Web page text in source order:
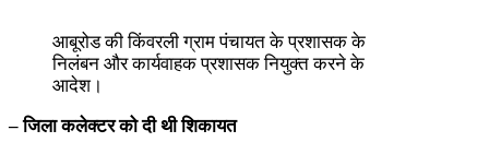
आबूरोड की किंवरली ग्राम पंचायत के प्रशासक के
निलंबन और कार्यवाहक प्रशासक नियुक्त करने के
आदेश।
– जिला कलेक्टर को दी थी शिकायत